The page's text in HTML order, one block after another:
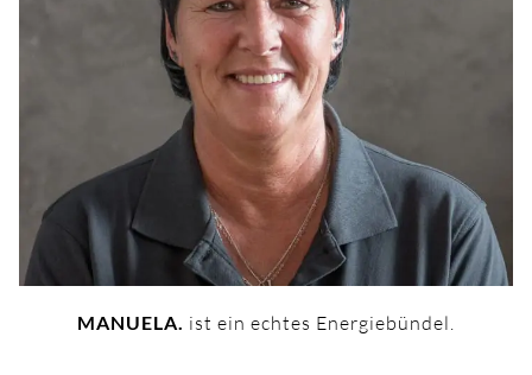
MANUELA. ist ein echtes Energiebündel.